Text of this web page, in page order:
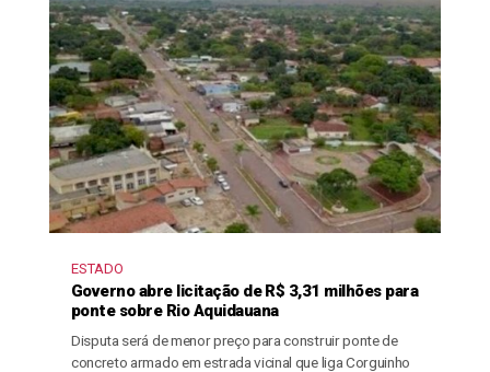
ESTADO
Governo abre licitação de R$ 3,31 milhões para
ponte sobre Rio Aquidauana
Disputa será de menor preço para construir ponte de
concreto armado em estrada vicinal que liga Corguinho